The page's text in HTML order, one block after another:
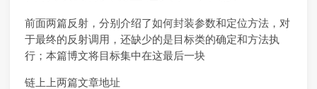
前面两篇反射，分别介绍了如何封装参数和定位方法，对
于最终的反射调用，还缺少的是目标类的确定和方法执
行；本篇博文将目标集中在这最后一块
链上上两篇文章地址